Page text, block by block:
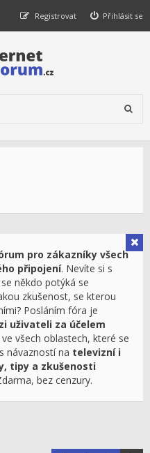
Přihlásit se
Registrovat
pro zákazníky všech
připojení. Nevíte si s
někdo potýká se
zkušenost, se kterou
Posláním fóra je
uživateli za účelem
ve všech oblastech, které se
s návazností na televizní i
tipy a zkušenosti
bez cenzury.